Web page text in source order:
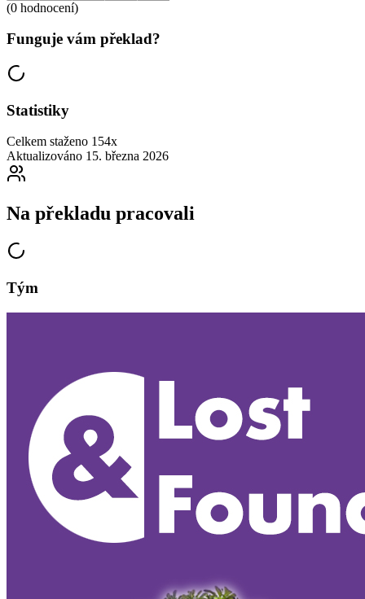
(0 hodnocení)
Funguje vám překlad?
Statistiky
Celkem staženo 154x
Aktualizováno 15. března 2026
Na překladu pracovali
Tým